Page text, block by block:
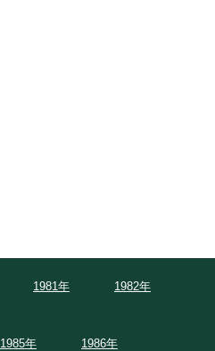
1981年 1982年
1985年 1986年